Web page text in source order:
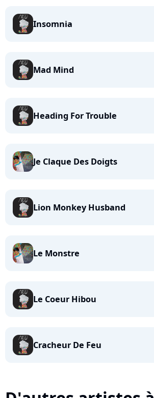
Insomnia
Mad Mind
Heading For Trouble
Je Claque Des Doigts
Lion Monkey Husband
Le Monstre
Le Coeur Hibou
Cracheur De Feu